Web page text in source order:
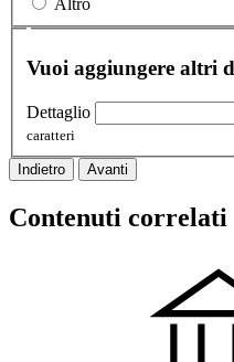
Altro
Vuoi aggiungere altri
Dettaglio
caratteri
Indietro Avanti
Contenuti correlati